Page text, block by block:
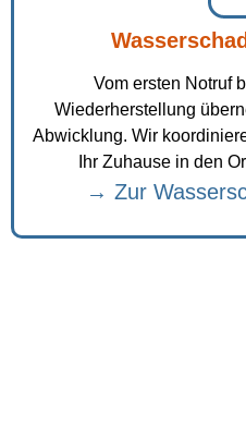
Vom ersten Notruf
Wiederherstellung
Abwicklung. Wir
Ihr Zuhause in den
→ Zur